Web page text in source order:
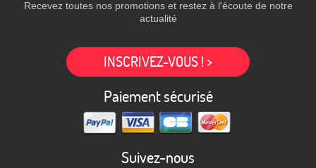
Recevez toutes nos promotions et restez à l'écoute de notre
actualité
INSCRIVEZ-VOUS ! >
Paiement sécurisé
Suivez-nous